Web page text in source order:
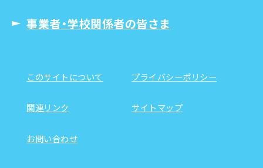
事業者・学校関係者の皆さま
このサイトについて プライバシーポリシー
関連リンク サイトマップ
お問い合わせ